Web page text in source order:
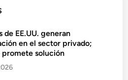
de EE.UU. generan
en el sector privado;
promete solución